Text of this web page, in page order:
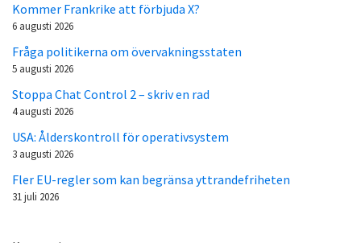
Kommer Frankrike att förbjuda X?
6 augusti 2026
Fråga politikerna om övervakningsstaten
5 augusti 2026
Stoppa Chat Control 2 – skriv en rad
4 augusti 2026
USA: Ålderskontroll för operativsystem
3 augusti 2026
Fler EU-regler som kan begränsa yttrandefriheten
31 juli 2026